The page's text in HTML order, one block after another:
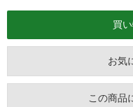
お気
この商品